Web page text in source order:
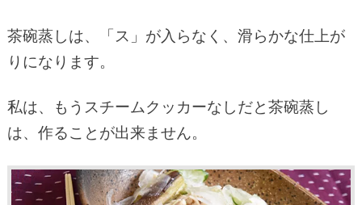
茶碗蒸しは、「ス」が入らなく、滑らかな仕上が
りになります。
私は、もうスチームクッカーなしだと茶碗蒸し
は、作ることが出来ません。